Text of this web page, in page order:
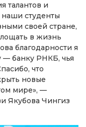
талантов и
студенты
своей стране,
в жизнь
благодарности я
— банку РНКБ, чья
что
новые
мире», —
Якубова Чингиз